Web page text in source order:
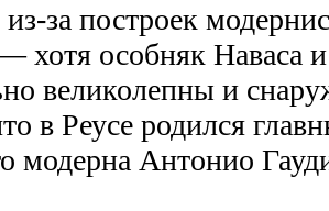
за построек
хотя особняк Наваса
великолепны и
в Реусе родился
модерна Антонио